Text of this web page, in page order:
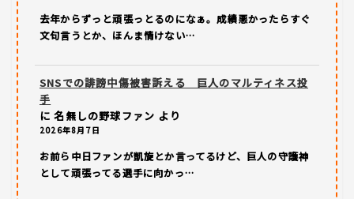
去年からずっと頑張っとるのになぁ。成績悪かったらすぐ
文句言うとか、ほんま情けない…
SNSでの誹謗中傷被害訴える 巨人のマルティネス投
手
に名無しの野球ファン より
2026年8月7日
お前ら中日ファンが凱旋とか言ってるけど、巨人の守護神
として頑張ってる選手に向かっ…